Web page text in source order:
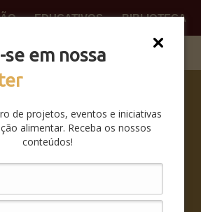
se em nossa
de projetos, eventos e iniciativas
alimentar. Receba os nossos
conteúdos!
EDUCATIVOS BIBLIOTECA